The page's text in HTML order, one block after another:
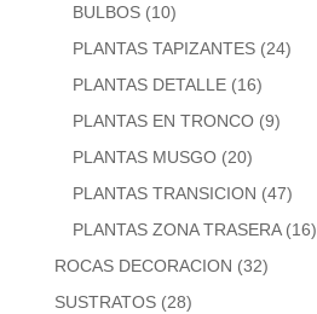
BULBOS (10)
PLANTAS TAPIZANTES (24)
PLANTAS DETALLE (16)
PLANTAS EN TRONCO (9)
PLANTAS MUSGO (20)
PLANTAS TRANSICION (47)
PLANTAS ZONA TRASERA (16)
ROCAS DECORACION (32)
SUSTRATOS (28)